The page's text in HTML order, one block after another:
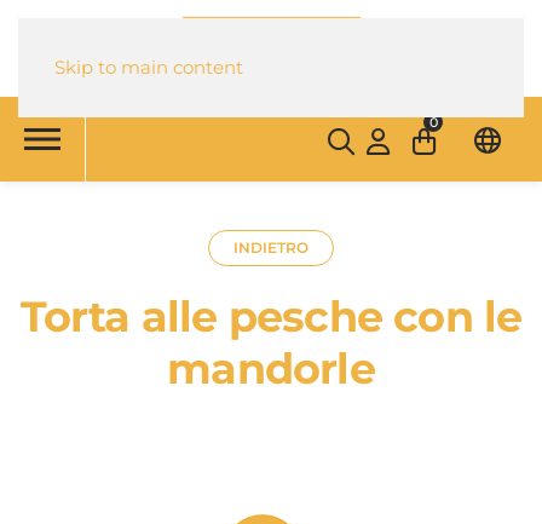
Skip to main content
0
INDIETRO
Torta alle pesche con le
mandorle